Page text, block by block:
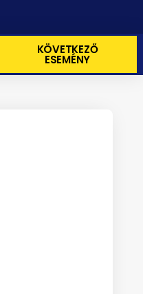
KÖVETKEZŐ
ESEMÉNY